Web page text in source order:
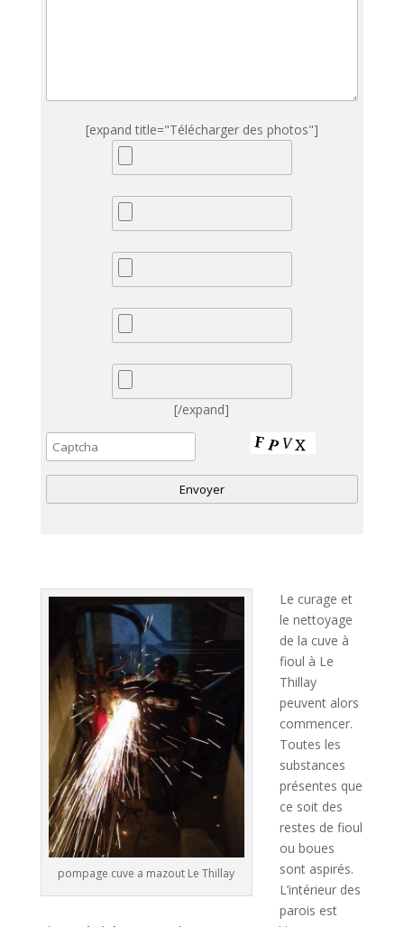
[expand title="Télécharger des photos"]
[/expand]
t
pompage cuve a mazout Le Thillay
Le curage et
le nettoyage
de la cuve à
fioul à Le
Thillay
peuvent alors
commencer.
Toutes les
substances
présentes que
ce soit des
restes de fioul
ou boues
sont aspirés.
L’intérieur des
parois est